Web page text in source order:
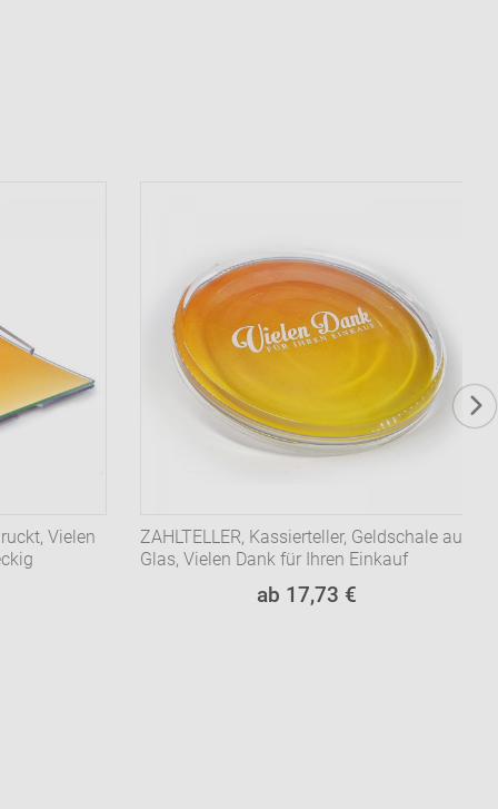
Vielen
ZAHLTELLER, Kassierteller, Geldschale aus
Glas, Vielen Dank für Ihren Einkauf
ab 17,73 €